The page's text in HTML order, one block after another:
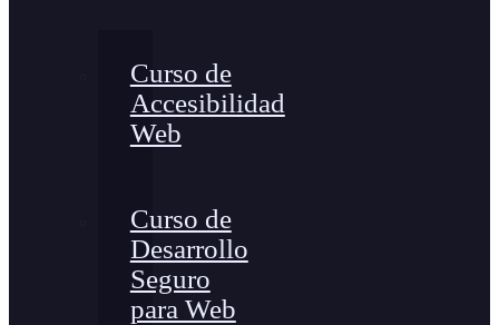
Curso de
Accesibilidad
Web
Curso de
Desarrollo
Seguro
para Web